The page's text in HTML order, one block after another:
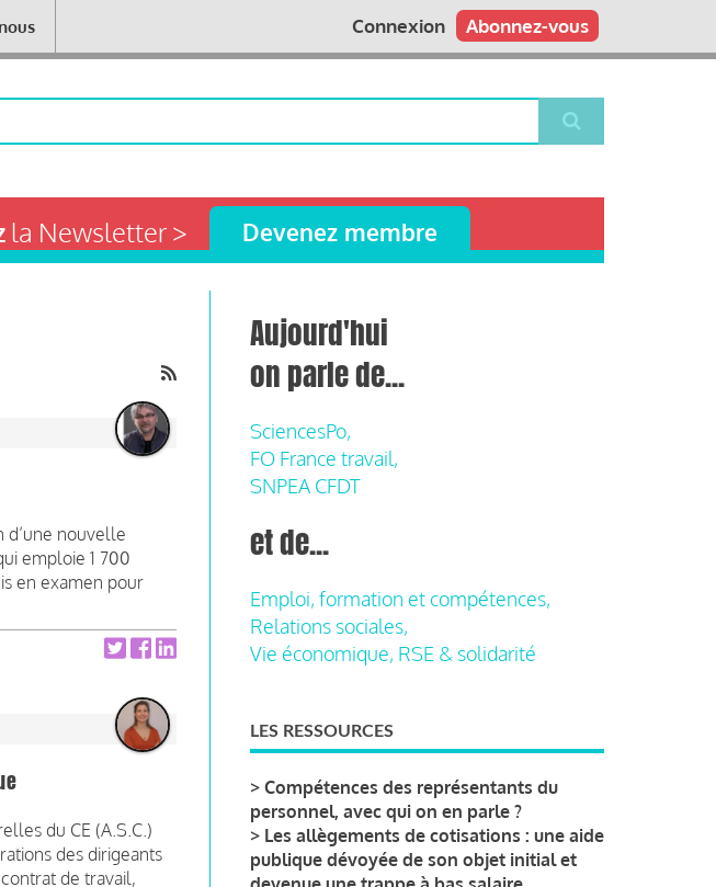
Abonnez-vous
Connexion
la Newsletter > Devenez membre
d’une nouvelle
emploie 1 700
en examen pour
du CE (A.S.C.)
des dirigeants
de travail,
Aujourd'hui
on parle de...
SciencesPo,
FO France travail,
SNPEA CFDT
et de...
Emploi, formation et compétences,
Relations sociales,
Vie économique, RSE & solidarité
LES RESSOURCES
> Compétences des représentants du
personnel, avec qui on en parle ?
> Les allègements de cotisations : une aide
publique dévoyée de son objet initial et